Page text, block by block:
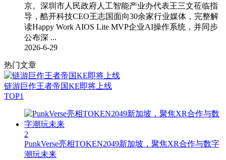
京。深圳市人民政府人工智能产业办代表王三文莅临指
导，酷开科技CEO王志国面向30余家行业媒体，完整解
读Happy Work AIOS Lite MVP企业AI操作系统，并同步
公布深 ...
2026-6-29
热门文章
链游巨作王者帝国KE即将上线
TOP1
2
PunkVerse亮相TOKEN2049新加坡，聚焦XR合作与数字
潮玩未来